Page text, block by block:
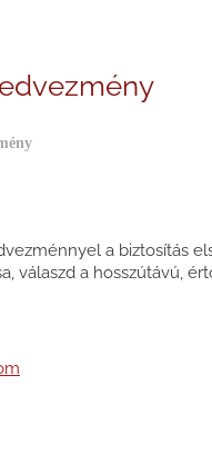
a biztosítás
válaszd a hosszútávú,